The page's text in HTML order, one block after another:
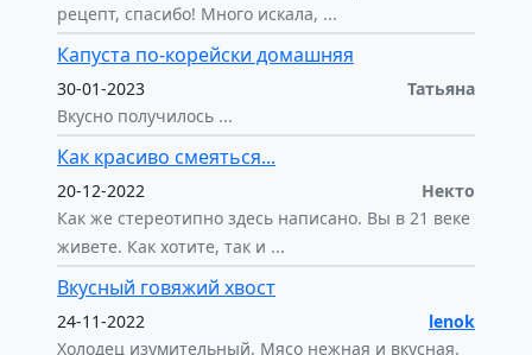
рецепт, спасибо! Много искала, ...
Капуста по-корейски домашняя
30-01-2023
Татьяна
Вкусно получилось ...
Как красиво смеяться...
20-12-2022
Некто
Как же стереотипно здесь написано. Вы в 21 веке
живете. Как хотите, так и ...
Вкусный говяжий хвост
24-11-2022
lenok
Холодец изумительный. Мясо нежная и вкусная.